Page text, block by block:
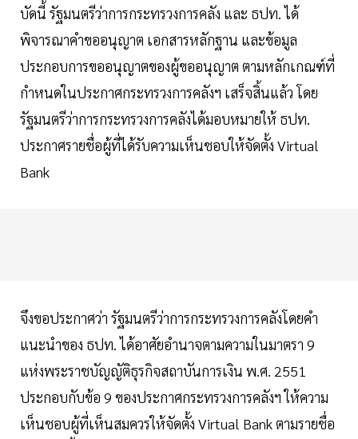
บัดนี้ รัฐมนตรีว่าการกระทรวงการคลัง และ ธปท. ได้
พิจารณาคำขออนุญาต เอกสารหลักฐาน และข้อมูล
ประกอบการขออนุญาตของผู้ขออนุญาต ตามหลักเกณฑ์ที่
กำหนดในประกาศกระทรวงการคลังฯ เสร็จสิ้นแล้ว โดย
รัฐมนตรีว่าการกระทรวงการคลังได้มอบหมายให้ ธปท.
ประกาศรายชื่อผู้ที่ได้รับความเห็นชอบให้จัดตั้ง Virtual
Bank
จึงขอประกาศว่า รัฐมนตรีว่าการกระทรวงการคลังโดยคำ
แนะนำของ ธปท. ได้อาศัยอำนาจตามความในมาตรา 9
แห่งพระราชบัญญัติธุรกิจสถาบันการเงิน พ.ศ. 2551
ประกอบกับข้อ 9 ของประกาศกระทรวงการคลังฯ ให้ความ
เห็นชอบผู้ที่เห็นสมควรให้จัดตั้ง Virtual Bank ตามรายชื่อ